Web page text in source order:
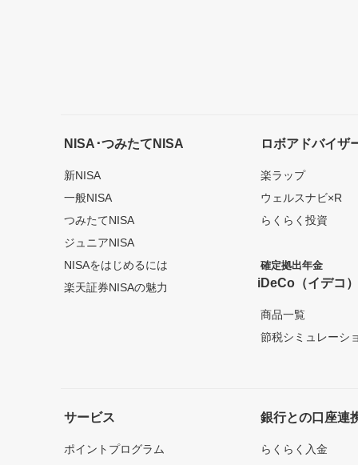
NISA･つみたてNISA
新NISA
一般NISA
つみたてNISA
ジュニアNISA
NISAをはじめるには
楽天証券NISAの魅力
ロボアドバイザ
楽ラップ
ウェルスナビ×R
らくらく投資
確定拠出年金
iDeCo（イデコ
商品一覧
節税シミュレーシ
サービス
ポイントプログラム
銀行との口座連
らくらく入金